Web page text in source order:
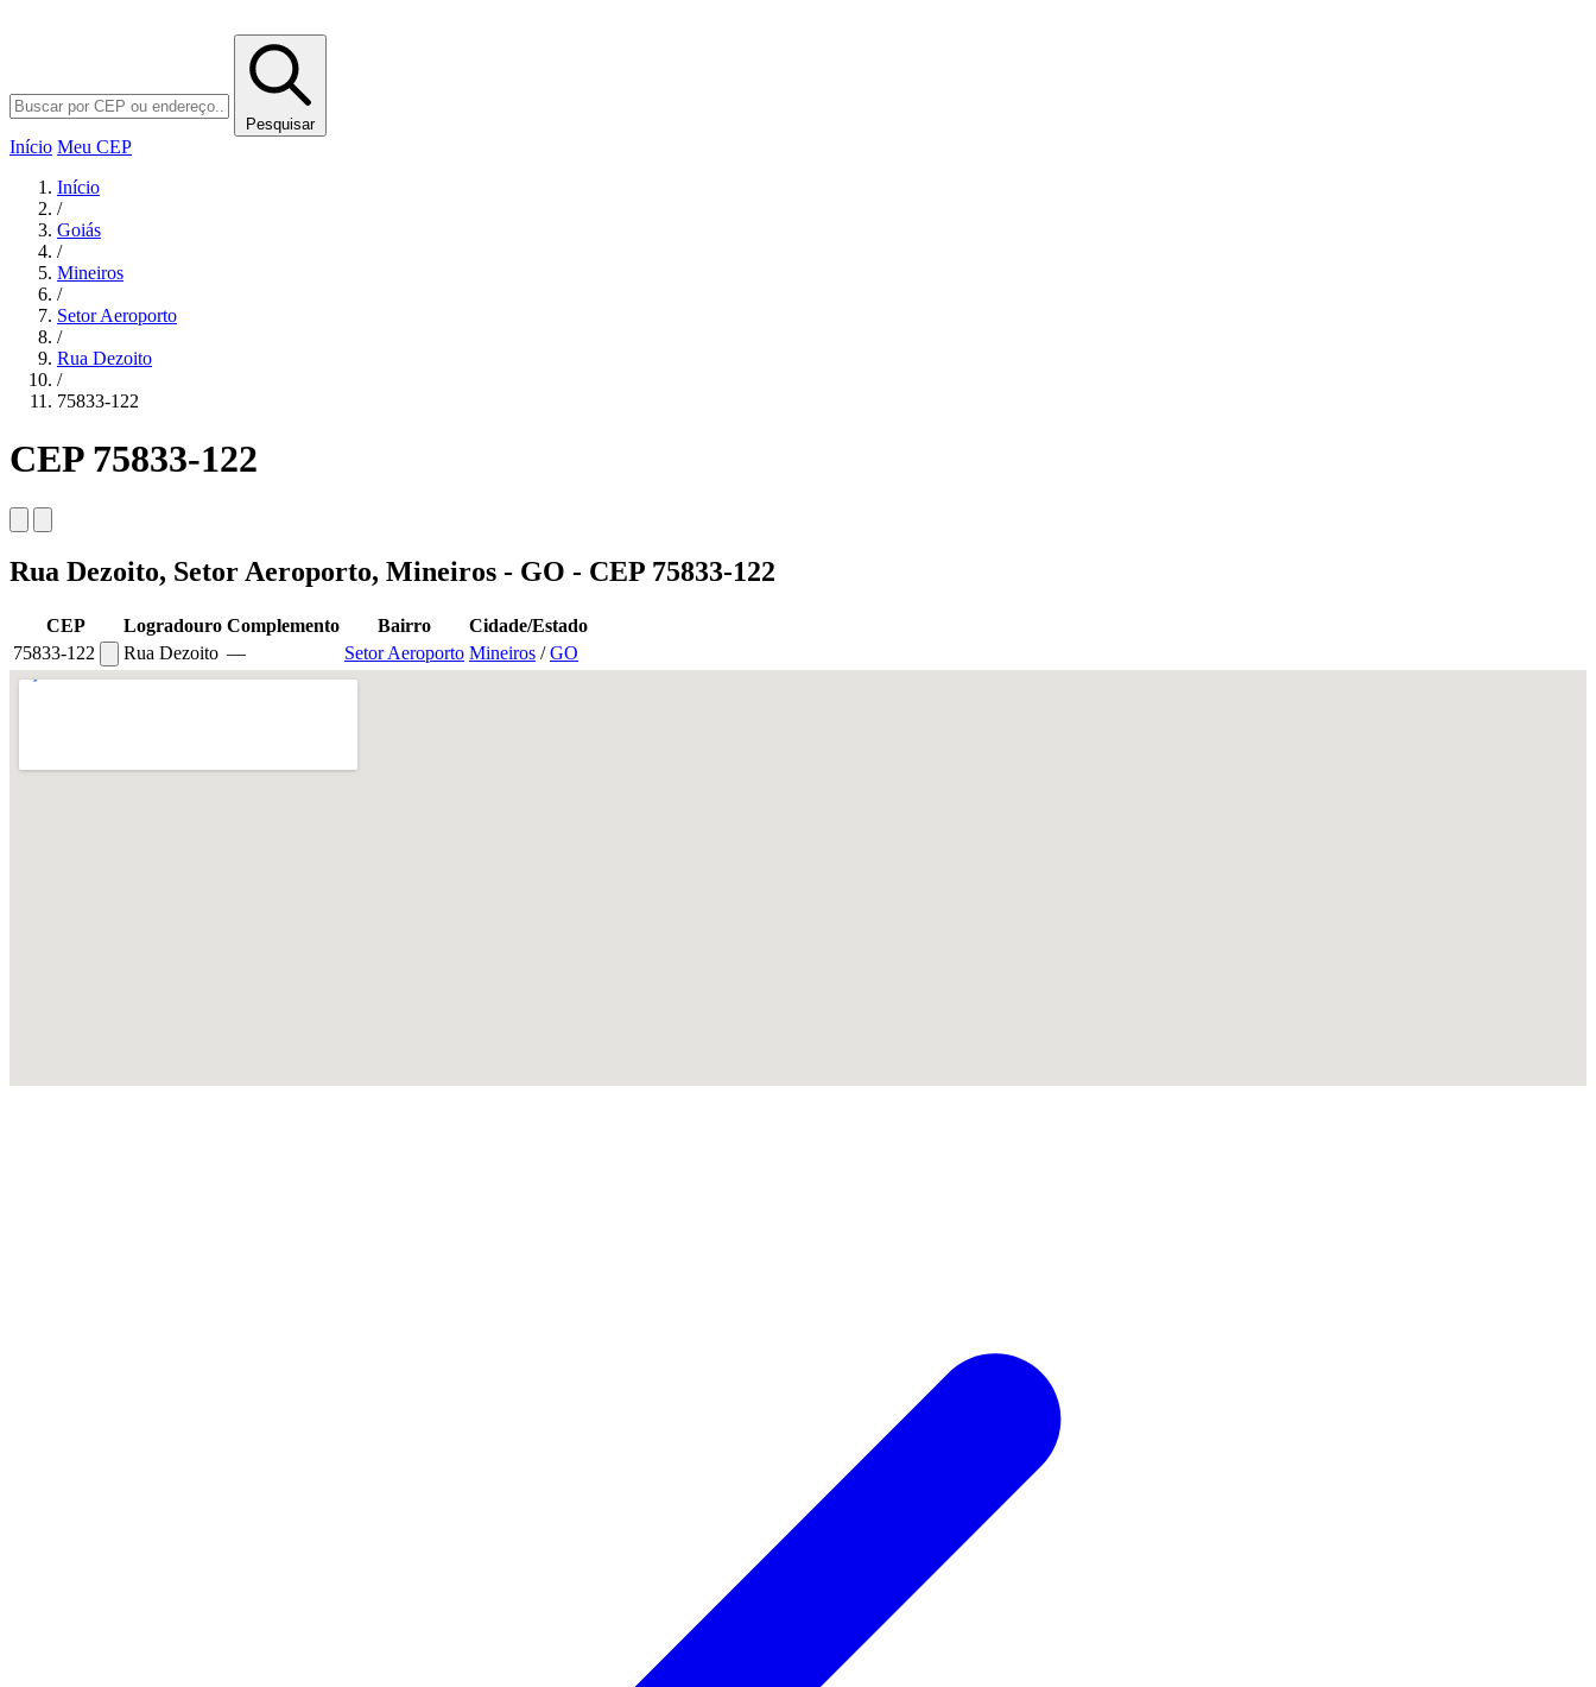
Pesquisar
Início Meu CEP
Início
/
Goiás
/
Mineiros
/
Setor Aeroporto
/
Rua Dezoito
/
75833-122
CEP 75833-122
Rua Dezoito, Setor Aeroporto, Mineiros - GO - CEP 75833-122
CEP Logradouro Complemento Bairro
Cidade/Estado
75833-122
Rua Dezoito — Setor Aeroporto Mineiros /GO